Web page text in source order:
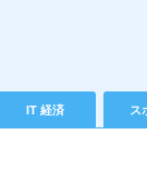
IT 経済 ス